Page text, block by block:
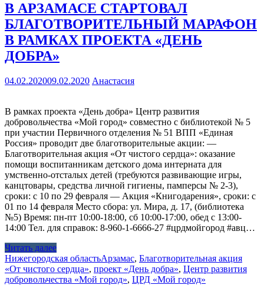
В АРЗАМАСЕ СТАРТОВАЛ
БЛАГОТВОРИТЕЛЬНЫЙ МАРАФОН
В РАМКАХ ПРОЕКТА «ДЕНЬ
ДОБРА»
04.02.202009.02.2020 Анастасия
В рамках проекта «День добра» Центр развития
добровольчества «Мой город» совместно с библиотекой № 5
при участии Первичного отделения № 51 ВПП «Единая
Россия» проводит две благотворительные акции: —
Благотворительная акция «От чистого сердца»: оказание
помощи воспитанникам детского дома интерната для
умственно-отсталых детей (требуются развивающие игры,
канцтовары, средства личной гигиены, памперсы № 2-3),
сроки: с 10 по 29 февраля — Акция «Книгодарения», сроки: с
01 по 14 февраля Место сбора: ул. Мира, д. 17, (библиотека
№5) Время: пн-пт 10:00-18:00, сб 10:00-17:00, обед с 13:00-
14:00 Тел. для справок: 8-960-1-6666-27 #црдмойгород #авц…
Читать далее
Нижегородская областьАрзамас, Благотворительная акция
«От чистого сердца», проект «День добра», Центр развития
добровольчества «Мой город», ЦРД «Мой город»